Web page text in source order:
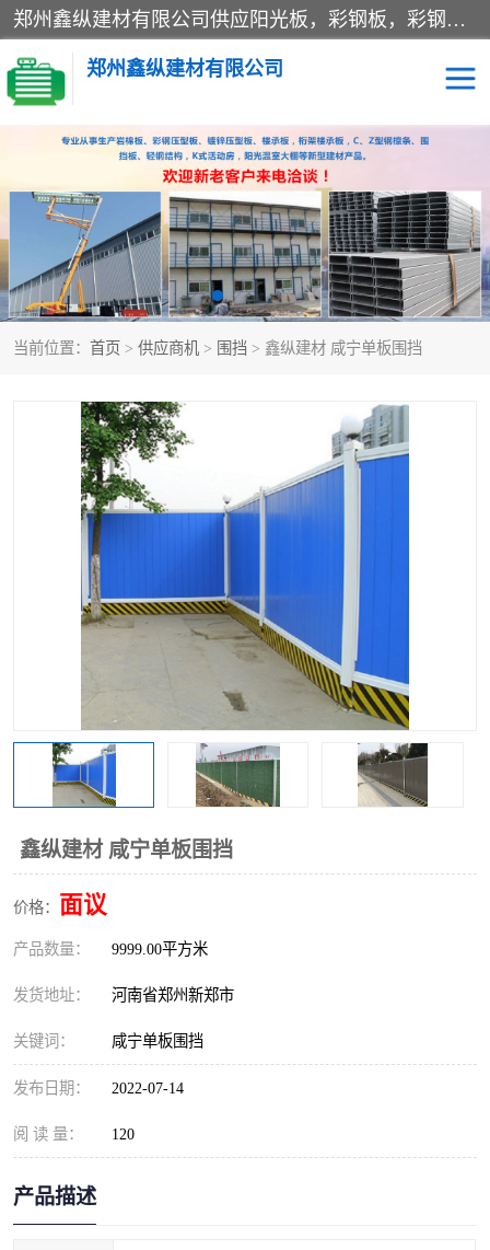
郑州鑫纵建材有限公司供应阳光板，彩钢板，彩钢钢构工程是一家集生产销售租赁安装于一体的企业，主要生产PC采光板，耐力板，仿古琉璃采光板，岩棉板、彩钢压型板、镀锌压型板、桁架楼承板，C、Z型钢檩条、围挡板、轻钢结构，阳光温室大棚等新型建材产品。公司旗下有多台移动式高空压瓦机租赁，承接全国各地业务，专业对外租赁各种型号压瓦机。
郑州鑫纵建材有限公司
当前位置： 首页 > 供应商机 > 围挡 > 鑫纵建材 咸宁单板围挡
鑫纵建材 咸宁单板围挡
价格： 面议
产品数量： 9999.00平方米
发货地址： 河南省郑州新郑市
关键词： 咸宁单板围挡
发布日期： 2022-07-14
阅 读 量： 120
产品描述
高空瓦机租赁 ASA合成树脂仿古瓦
CZ型钢 FRP采光板
PC多层板 PC耐力板
建筑围挡 楼层板
新型活动房
岩棉板 钢结构配件
彩钢板
生产加工单板复合围挡 市
政围挡